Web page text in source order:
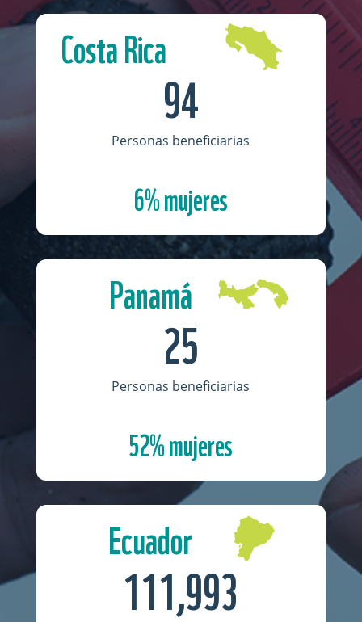
Costa Rica
94
Personas beneficiarias
6% mujeres
Panamá
25
Personas beneficiarias
52% mujeres
Ecuador
111,993